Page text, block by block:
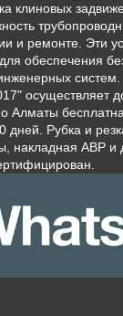
клиновых
и ремонте. Эти
обеспечения
систем.
осуществляет
Алматы
дней. Рубка и
накладная АВР и